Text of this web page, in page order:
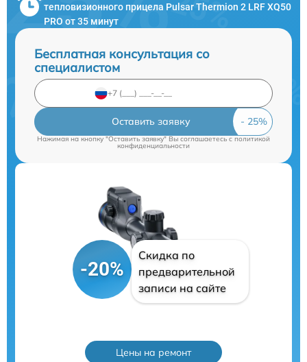
тепловизионного прицела Pulsar Thermion 2 LRF XQ50
PRO от 35 минут
Бесплатная консультация со
специалистом
Оставить заявку
Нажимая на кнопку "Оставить заявку" Вы соглашаетесь cполитикой
конфиденциальности
-20%
Скидка по
предварительной
записи на сайте
Цены на ремонт